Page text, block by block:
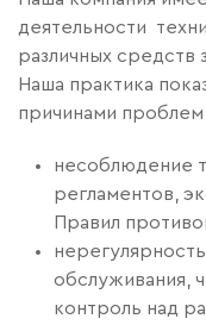
деятельности
различных
Наша практика
причинами проблем
несоблюдение
регламентов,
Правил
обслуживания,
контроль над